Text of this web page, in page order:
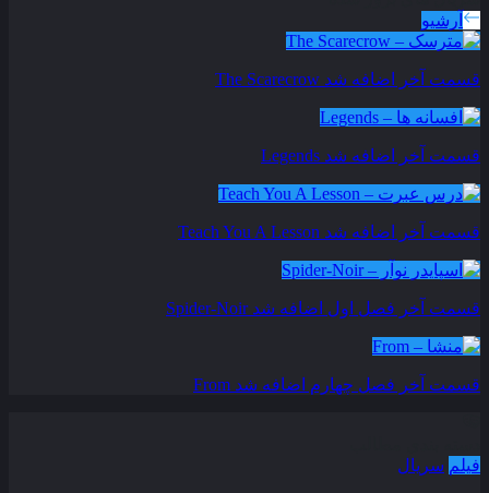
آرشیو
قسمت آخر اضافه شد The Scarecrow
قسمت آخر اضافه شد Legends
قسمت آخر اضافه شد Teach You A Lesson
قسمت آخر فصل اول اضافه شد Spider-Noir
قسمت آخر فصل چهارم اضافه شد From
فیلم سریال